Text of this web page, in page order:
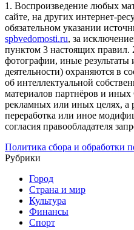
1. Воспроизведение любых
сайте, на других интернет-
обязательном указании
spbvedomosti.ru, за
пунктом 3 настоящих правил.
фотографии, иные результаты
деятельности) охраняются в
об интеллектуальной
материалов партнёров и
рекламных или иных целях, а
переработка или иное
согласия правообладателя
Политика сбора и обработки
Рубрики
Город
Страна и мир
Культура
Финансы
Спорт